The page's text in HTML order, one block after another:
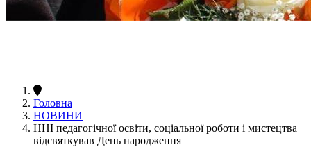
Головна
НОВИНИ
ННІ педагогічної освіти, соціальної роботи і мистецтва
відсвяткував День народження